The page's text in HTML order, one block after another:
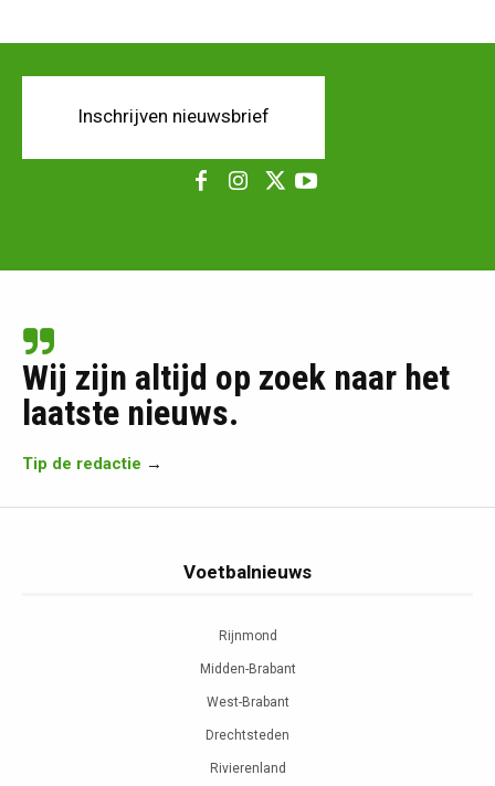
Inschrijven nieuwsbrief
Wij zijn altijd op zoek naar het
laatste nieuws.
Tip de redactie →
Voetbalnieuws
Rijnmond
Midden-Brabant
West-Brabant
Drechtsteden
Rivierenland